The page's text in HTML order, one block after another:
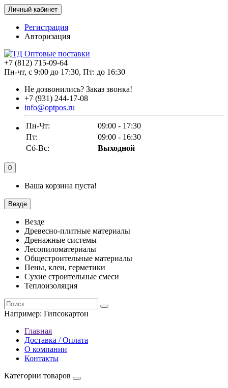
Личный кабинет
Регистрация
Авторизация
+7 (812) 715-09-64
Пн-чт, с 9:00 до 17:30, Пт: до 16:30
Не дозвонились? Заказ звонка!
+7 (931) 244-17-08
info@optpos.ru
Пн-Чт:
09:00 - 17:30
Пт:
09:00 - 16:30
Сб-Вс:
Выходной
0
Ваша корзина пуста!
Везде
Везде
Древесно-плитные материалы
Дренажные системы
Лесопиломатериалы
Общестроительные материалы
Пены, клеи, герметики
Сухие строительные смеси
Теплоизоляция
Например: Гипсокартон
Главная
Доставка / Оплата
О компании
Контакты
Категории товаров